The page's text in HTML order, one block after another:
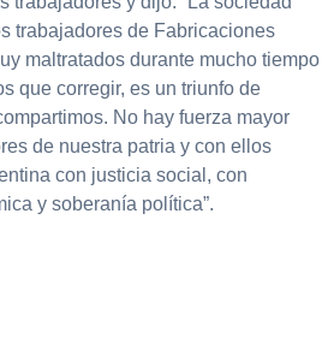
trabajadores de Fabricaciones
maltratados durante mucho tiempo
que corregir, es un triunfo de
No hay fuerza mayor
de nuestra patria y con ellos
con justicia social, con
y soberanía política”.